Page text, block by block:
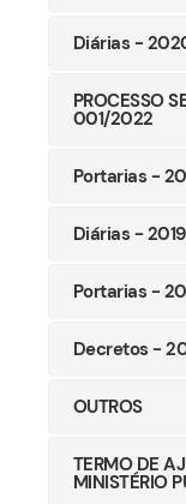
Diárias -
PROCESSO
001/2022
Portarias -
Diárias - 2019
Portarias -
Decretos -
OUTROS
TERMO DE
MINISTÉRIO